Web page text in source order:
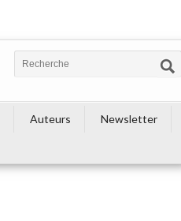
Auteurs
Newsletter